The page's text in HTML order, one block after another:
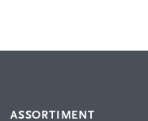
ASSORTIMENT